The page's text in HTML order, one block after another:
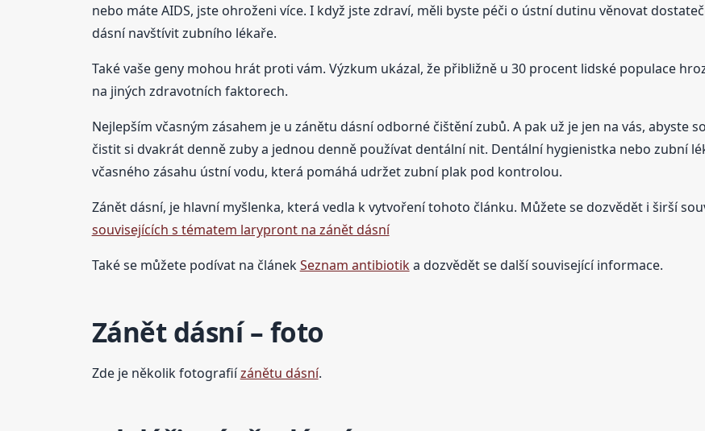
nebo máte AIDS, jste ohroženi více. I když jste zdraví, měli byste péči o ústní dutinu věnovat
dásní navštívit zubního lékaře.
Také vaše geny mohou hrát proti vám. Výzkum ukázal, že přibližně u 30 procent lidské populace
na jiných zdravotních faktorech.
Nejlepším včasným zásahem je u zánětu dásní odborné čištění zubů. A pak už je jen na vás, abyste
čistit si dvakrát denně zuby a jednou denně používat dentální nit. Dentální hygienistka nebo zubní
včasného zásahu ústní vodu, která pomáhá udržet zubní plak pod kontrolou.
Zánět dásní, je hlavní myšlenka, která vedla k vytvoření tohoto článku. Můžete se dozvědět i širší
souvisejících s tématem larypront na zánět dásní
Také se můžete podívat na článekSeznam antibiotika dozvědět se další související informace.
Zánět dásní – foto
Zde je několik fotografiízánětu dásní.